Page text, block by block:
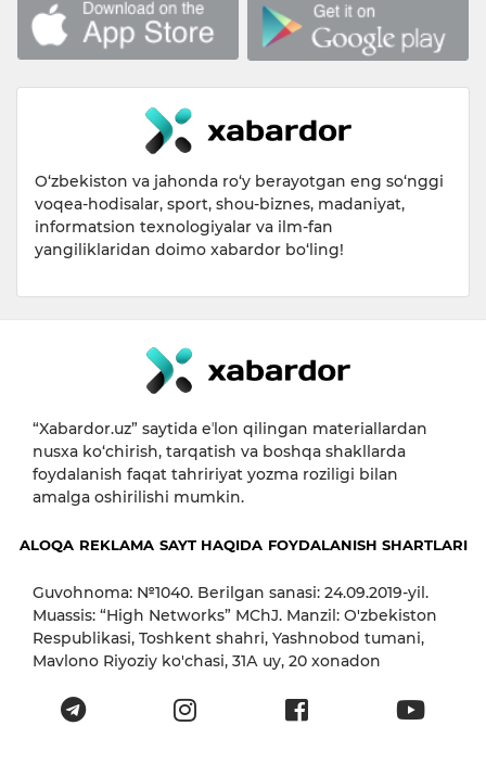
O‘zbekiston va jahonda ro‘y berayotgan eng so‘nggi
voqea-hodisalar, sport, shou-biznes, madaniyat,
informatsion texnologiyalar va ilm-fan
yangiliklaridan doimo xabardor bo‘ling!
“Xabardor.uz” saytida eʼlon qilingan materiallardan
nusxa ko‘chirish, tarqatish va boshqa shakllarda
foydalanish faqat tahririyat yozma roziligi bilan
amalga oshirilishi mumkin.
ALOQA REKLAMA SAYT HAQIDA FOYDALANISH SHARTLARI
Guvohnoma: №1040. Berilgan sanasi: 24.09.2019-yil.
Muassis: “High Networks” MChJ. Manzil: O'zbekiston
Respublikasi, Toshkent shahri, Yashnobod tumani,
Mavlono Riyoziy ko'chasi, 31А uy, 20 xonadon